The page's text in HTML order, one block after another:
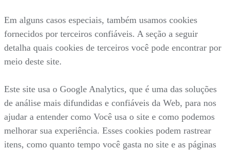
Em alguns casos especiais, também usamos cookies
fornecidos por terceiros confiáveis. A seção a seguir
detalha quais cookies de terceiros você pode encontrar por
meio deste site.
Este site usa o Google Analytics, que é uma das soluções
de análise mais difundidas e confiáveis da Web, para nos
ajudar a entender como Você usa o site e como podemos
melhorar sua experiência. Esses cookies podem rastrear
itens, como quanto tempo você gasta no site e as páginas